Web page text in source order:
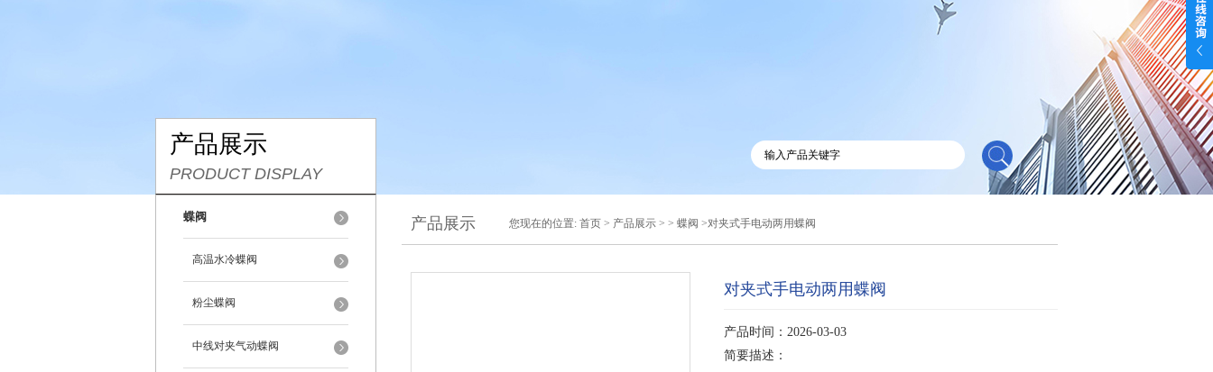
产品展示
PRODUCT DISPLAY
蝶阀
高温水冷蝶阀
粉尘蝶阀
中线对夹气动蝶阀
产品展示 您现在的位置: 首页 > 产品展示 > > 蝶阀 >对夹式手电动两用蝶阀
对夹式手电动两用蝶阀
产品时间：2026-03-03
简要描述：